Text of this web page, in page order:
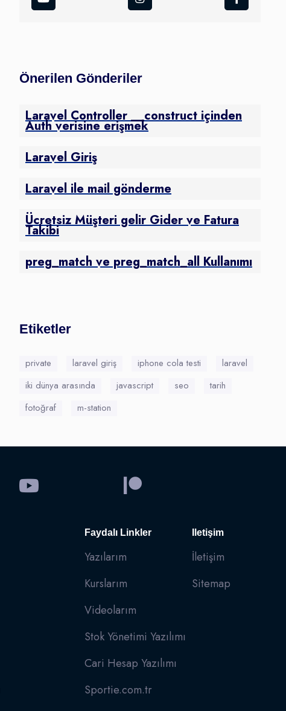
Önerilen Gönderiler
Laravel Controller __construct içinden
Auth verisine erişmek
Laravel Giriş
Laravel ile mail gönderme
Ücretsiz Müşteri gelir Gider ve Fatura
Takibi
preg_match ve preg_match_all Kullanımı
Etiketler
private laravel giriş iphone cola testi
laravel
iki dünya arasında
javascript seo
tarih
fotoğraf
m-station
Faydalı Linkler
Yazılarım
Kurslarım
Videolarım
Stok Yönetimi Yazılımı
Cari Hesap Yazılımı
Sportie.com.tr
Iletişim
İletişim
Sitemap